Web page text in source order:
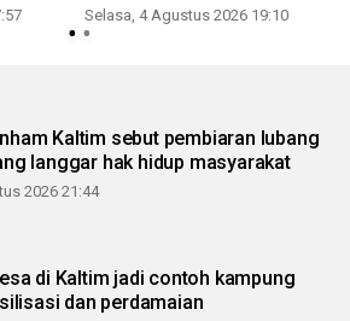
Selasa, 4 Agustus 2026 19:10
Kaltim sebut pembiaran lubang
langgar hak hidup masyarakat
2026 21:44
di Kaltim jadi contoh kampung
dan perdamaian